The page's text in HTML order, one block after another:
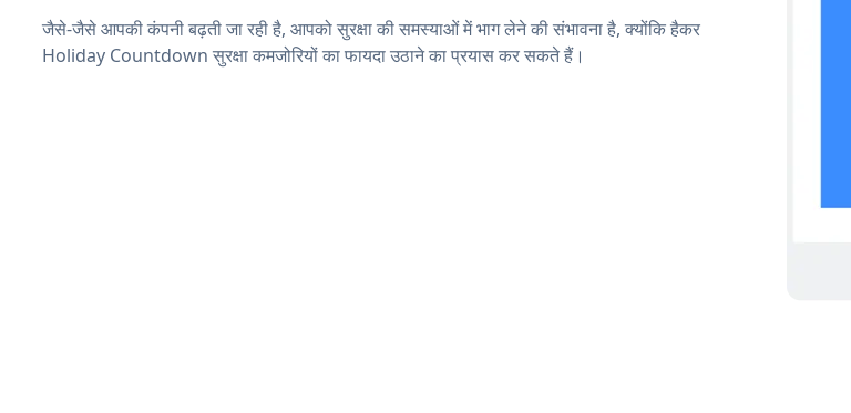
जैसे-जैसे आपकी कंपनी बढ़ती जा रही है, आपको सुरक्षा की समस्याओं में भाग लेने की संभावना है, क्योंकि हैकर
Holiday Countdown सुरक्षा कमजोरियों का फायदा उठाने का प्रयास कर सकते हैं।